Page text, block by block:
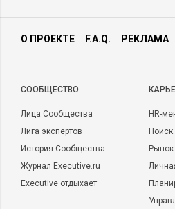
О ПРОЕКТЕ F.A.Q. РЕКЛАМА
CООБЩЕСТВО
Лица Сообщества
Лига экспертов
История Сообщества
Журнал Executive.ru
Executive отдыхает
HR-
Поиск
Рынок